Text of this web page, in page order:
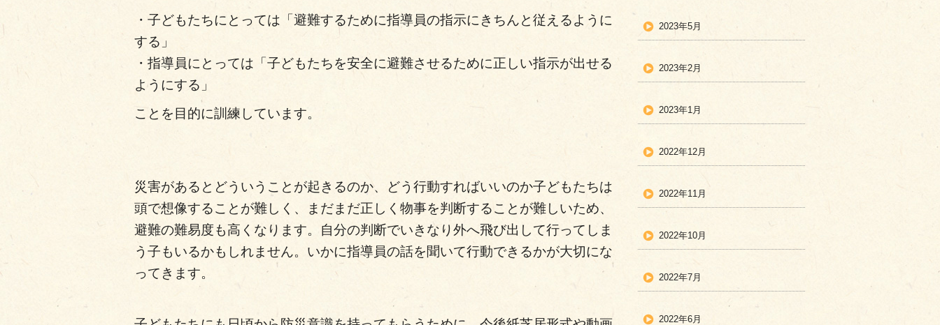
・子どもたちにとっては「避難するために指導員の指示にきちんと従えるように
する」
・指導員にとっては「子どもたちを安全に避難させるために正しい指示が出せる
ようにする」
ことを目的に訓練しています。
災害があるとどういうことが起きるのか、どう行動すればいいのか子どもたちは
頭で想像することが難しく、まだまだ正しく物事を判断することが難しいため、
避難の難易度も高くなります。 自分の判断でいきなり外へ飛び出して行ってしま
う子もいるかもしれません。いかに指導員の話を聞いて行動できるかが大切にな
ってきます。
2023年5月
2023年2月
2023年1月
2022年12月
2022年11月
2022年10月
2022年7月
2022年6月